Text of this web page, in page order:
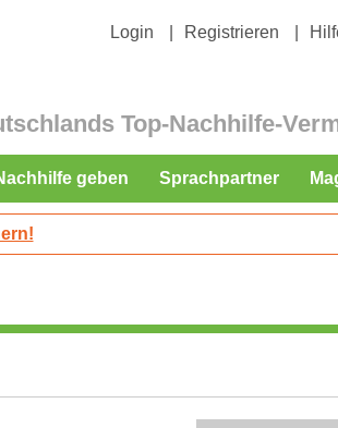
Login Registrieren
Top-Nachhilfe-
geben Sprachpartner